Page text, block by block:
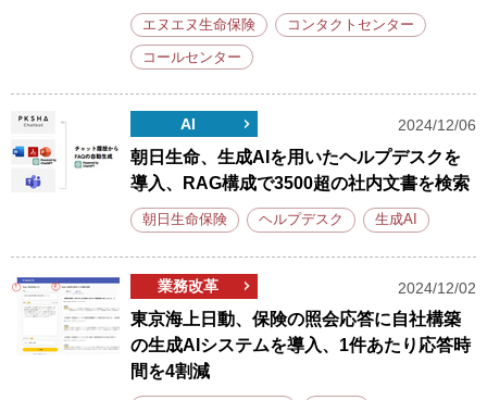
エヌエヌ生命保険 コンタクトセンター
コールセンター
AI 2024/12/06
朝日生命、生成AIを用いたヘルプデスクを
導入、RAG構成で3500超の社内文書を検索
朝日生命保険 ヘルプデスク 生成AI
業務改革 2024/12/02
東京海上日動、保険の照会応答に自社構築
の生成AIシステムを導入、1件あたり応答時
間を4割減